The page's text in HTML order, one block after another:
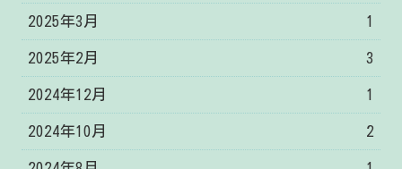
2025年3月 1
2025年2月 3
2024年12月 1
2024年10月 2